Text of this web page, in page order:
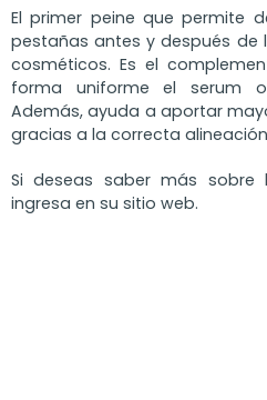
El primer peine que permite
pestañas antes y después
cosméticos. Es el
forma uniforme el serum
Además, ayuda a aportar
gracias a la correcta
Si deseas saber más sobre
ingresa en su sitio web.